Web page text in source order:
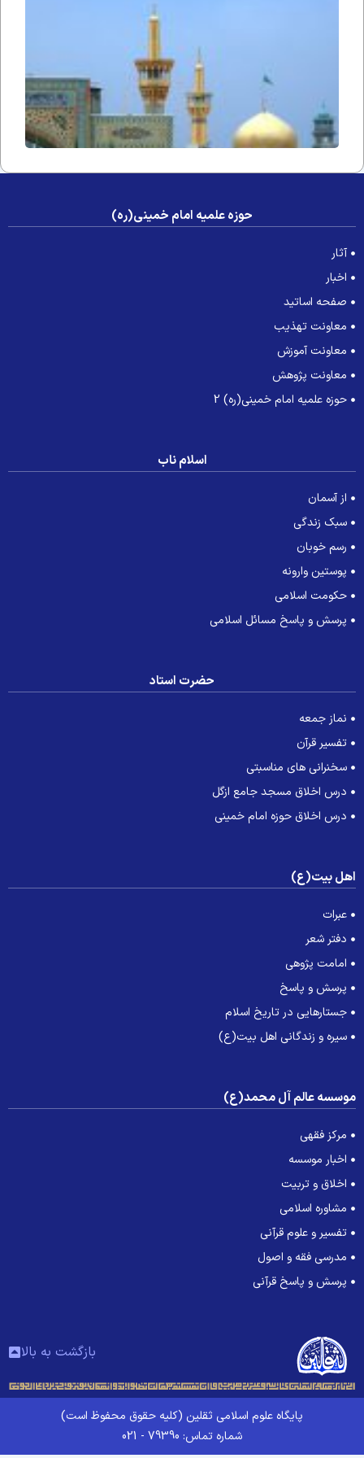
حوزه علمیه امام خمینی(ره)
آثار
اخبار
صفحه اساتید
معاونت تهذیب
معاونت آموزش
معاونت پژوهش
حوزه علمیه امام خمینی(ره) 2
اسلام ناب
از آسمان
سبک زندگی
رسم خوبان
پوستین وارونه
حکومت اسلامی
پرسش و پاسخ مسائل اسلامی
حضرت استاد
نماز جمعه
تفسیر قرآن
سخنرانی های مناسبتی
درس اخلاق مسجد جامع ازگل
درس اخلاق حوزه امام خمینی
بیت(ع)
عبرات
دفتر شعر
امامت پژوهی
پرسش و پاسخ
جستارهایی در تاریخ اسلام
سیره و زندگانی اهل بیت(ع)
عالم آل محمد(ع)
مرکز فقهی
اخبار موسسه
اخلاق و تربیت
مشاوره اسلامی
تفسیر و علوم قرآنی
مدرسی فقه و اصول
پرسش و پاسخ قرآنی
بازگشت به بالا
پایگاه علوم اسلامی ثقلین (کلیه حقوق محفوظ است)
شماره تماس: 79390 - 021